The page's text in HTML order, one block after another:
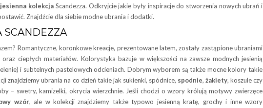
jesienna kolekcja Scandezza. Odkryjcie jakie były inspiracje do stworzenia nowych ubrań i
Znajdźcie dla siebie modne ubrania i dodatki.
SCANDEZZA
Romantyczne, koronkowe kreacje, prezentowane latem, zostały zastąpione ubraniami
ciepłych materiałów. Kolorystyka bazuje w większości na zawsze modnych jesienią
i subtelnych pastelowych odcieniach. Dobrym wyborem są także mocne kolory takie
znajdziemy ubrania na co dzień takie jak sukienki, spódnice, spodnie, żakiety, koszule czy
– swetry, kamizelki, okrycia wierzchnie. Jeśli chodzi o wzory królują motywy zwierzęce
wzór, ale w kolekcji znajdziemy także typowo jesienną kratę, grochy i inne wzory